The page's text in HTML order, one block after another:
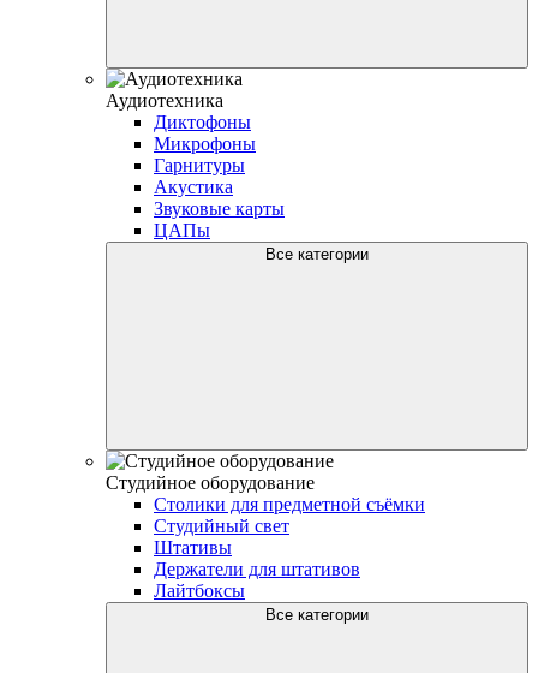
Аудиотехника
Диктофоны
Микрофоны
Гарнитуры
Акустика
Звуковые карты
ЦАПы
Все категории
Студийное оборудование
Столики для предметной съёмки
Студийный свет
Штативы
Держатели для штативов
Лайтбоксы
Все категории